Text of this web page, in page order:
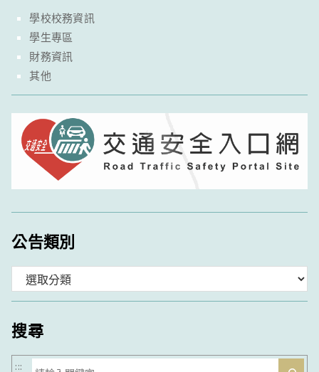
學校校務資訊
學生專區
財務資訊
其他
公告類別
類
搜尋
搜
:::